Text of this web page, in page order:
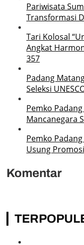
Pariwisata
Transformasi
Tari Kolosal
Angkat
357
Padang
Seleksi
Pemko
Mancanegara
Pemko
Usung
Komentar